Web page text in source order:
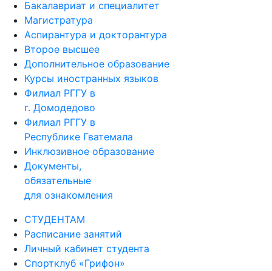
Бакалавриат и специалитет
Магистратура
Аспирантура и докторантура
Второе высшее
Дополнительное образование
Курсы иностранных языков
Филиал РГГУ в
г. Домодедово
Филиал РГГУ в
Республике Гватемала
Инклюзивное образование
Документы,
обязательные
для ознакомления
СТУДЕНТАМ
Расписание занятий
Личный кабинет студента
Спортклуб «Грифон»